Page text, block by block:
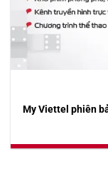
My Viettel phiên